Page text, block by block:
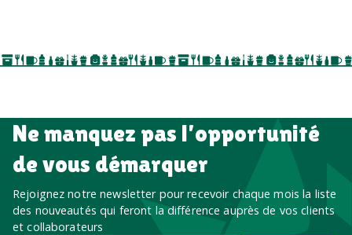
salon professionnel
Ne manquez pas l’opportunité
de vous démarquer
Rejoignez notre newsletter pour recevoir chaque mois la liste
des nouveautés qui feront la différence auprès de vos clients
et collaborateurs